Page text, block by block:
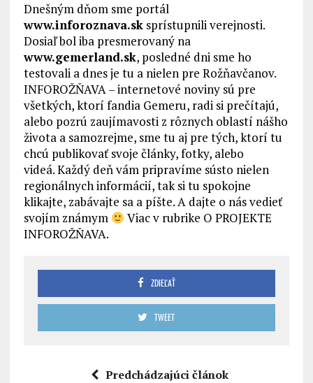
Dnešným dňom sme portál
www.inforoznava.sksprístupnili verejnosti.
Dosiaľ bol iba presmerovaný na
www.gemerland.sk, posledné dni sme ho
testovali a dnes je tu a nielen pre Rožňavčanov.
INFOROŽŇAVA – internetové noviny sú pre
všetkých, ktorí fandia Gemeru, radi si prečítajú,
alebo pozrú zaujímavosti z rôznych oblastí nášho
života a samozrejme, sme tu aj pre tých, ktorí tu
chcú publikovať svoje články, fotky, alebo
videá. Každý deň vám pripravíme sústo nielen
regionálnych informácií, tak si tu spokojne
klikajte, zabávajte sa a píšte. A dajte o nás vedieť
svojím známym
Viac v rubrike O PROJEKTE
INFOROŽŇAVA.
ZDIEĽAŤ
TWEET
Predchádzajúci článok